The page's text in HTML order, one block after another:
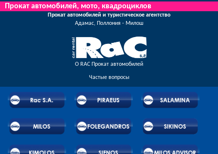
сотрудниками, отправьте нам ваши отзывы, и воспользуйтесь грандиозными
скидками и предложениями, которые регулярно объявлены.
Прокат автомобилей, мото, квадроциклов
Прокат автомобилей и туристическое агентство
Адамас, Поллония - Милош
О RAC Прокат автомобилей
Частые вопросы